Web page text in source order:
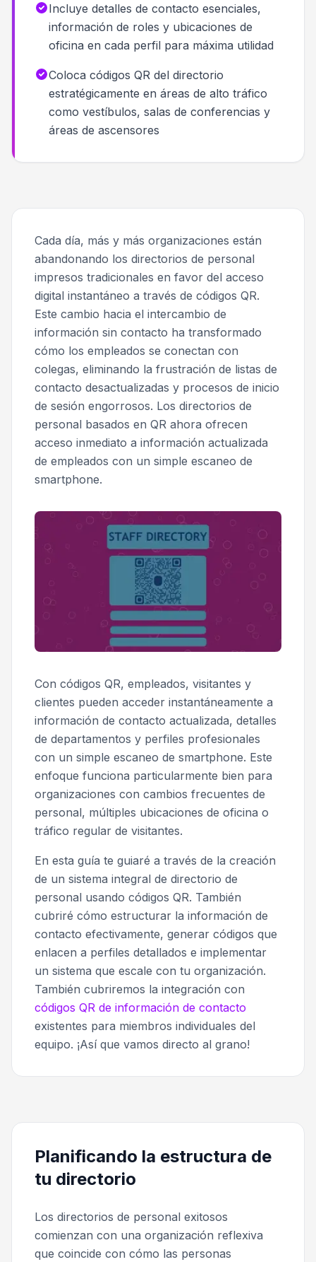
Incluye detalles de contacto esenciales,
información de roles y ubicaciones de
oficina en cada perfil para máxima utilidad
Coloca códigos QR del directorio
estratégicamente en áreas de alto tráfico
como vestíbulos, salas de conferencias y
áreas de ascensores
Cada día, más y más organizaciones están
abandonando los directorios de personal
impresos tradicionales en favor del acceso
digital instantáneo a través de códigos QR.
Este cambio hacia el intercambio de
información sin contacto ha transformado
cómo los empleados se conectan con
colegas, eliminando la frustración de listas de
contacto desactualizadas y procesos de inicio
de sesión engorrosos. Los directorios de
personal basados en QR ahora ofrecen
acceso inmediato a información actualizada
de empleados con un simple escaneo de
smartphone.
Con códigos QR, empleados, visitantes y
clientes pueden acceder instantáneamente a
información de contacto actualizada, detalles
de departamentos y perfiles profesionales
con un simple escaneo de smartphone. Este
enfoque funciona particularmente bien para
organizaciones con cambios frecuentes de
personal, múltiples ubicaciones de oficina o
tráfico regular de visitantes.
En esta guía te guiaré a través de la creación
de un sistema integral de directorio de
personal usando códigos QR. También
cubriré cómo estructurar la información de
contacto efectivamente, generar códigos que
enlacen a perfiles detallados e implementar
un sistema que escale con tu organización.
También cubriremos la integración con
códigos QR de información de contacto
existentes para miembros individuales del
equipo. ¡Así que vamos directo al grano!
Planificando la estructura de
tu directorio
Los directorios de personal exitosos
comienzan con una organización reflexiva
que coincide con cómo las personas